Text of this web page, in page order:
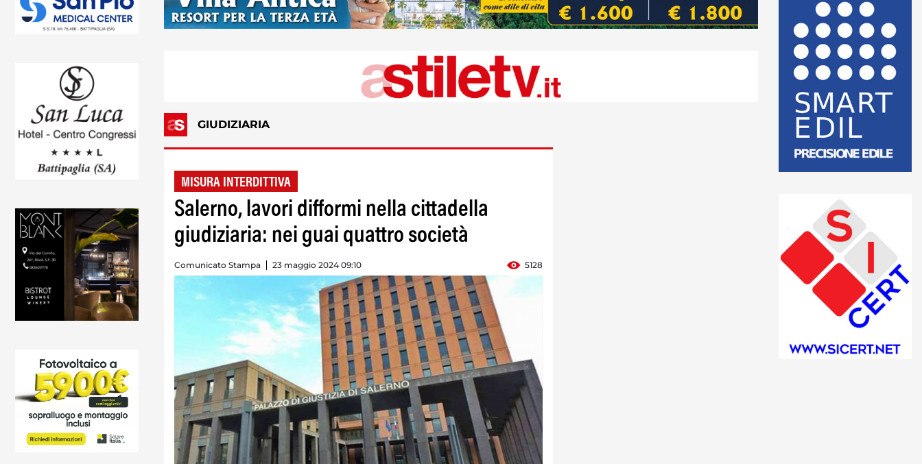
GIUDIZIARIA
MISURA INTERDITTIVA
Salerno, lavori difformi nella cittadella
giudiziaria: nei guai quattro società
Comunicato Stampa 23 maggio 2024 09:10 5128